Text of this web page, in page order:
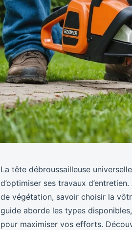
La tête débroussailleuse
d’optimiser ses travaux
de végétation, savoir choisir la
guide aborde les types
pour maximiser vos efforts.